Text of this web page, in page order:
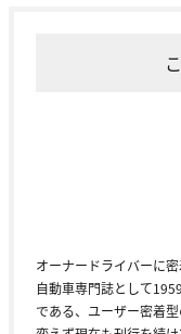
オーナードライバーに
自動車専門誌として
である、ユーザー密着